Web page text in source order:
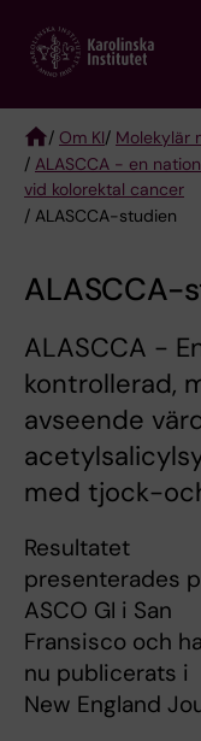
main
Breadcrumb
/ Om KI/ Molekylär
/ ALASCCA - en
vid kolorektal cancer
/ ALASCCA-studien
ALASCCA-
ALASCCA -
kontrollerad,
avseende
med tjock-
Resultatet
presenterades
ASCO GI i San
Fransisco och
nu publicerats i
New England